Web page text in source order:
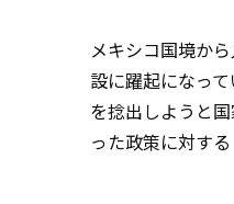
メキシコ国境か
設に躍起になっ
を捻出しようと
った政策に対す